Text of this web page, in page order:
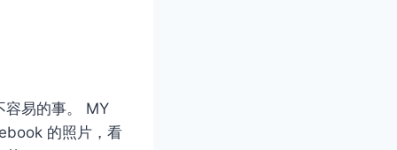
容易的事。 MY
的照片，看